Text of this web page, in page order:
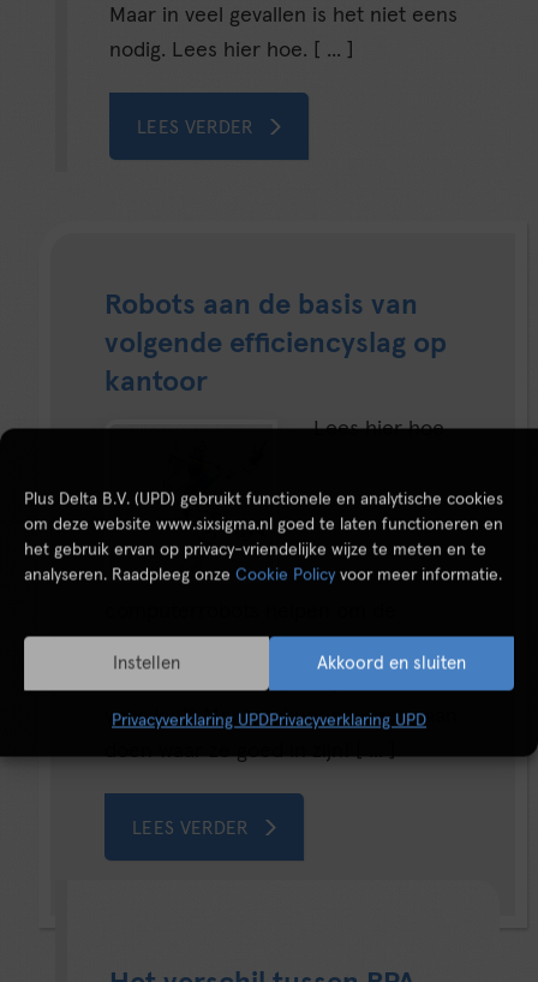
Plus Delta B.V. (UPD) gebruikt functionele en analytische cookies
om deze website www.sixsigma.nl goed te laten functioneren en
het gebruik ervan op privacy-vriendelijke wijze te meten en te
analyseren. Raadpleeg onze Cookie Policy voor meer informatie.
Akkoord en sluiten
Instellen
Privacyverklaring UPDPrivacyverklaring UPD
Maar in veel gevallen is het niet eens
nodig. Lees hier hoe. [ ... ]
LEES VERDER
Robots aan de basis van
volgende efficiencyslag op
kantoor
Lees hier hoe
volgende efficiencyslag te maken
binnen kantooromgevingen. Het
voordeel? Mensen kunnen weer gaan
doen waar ze goed in zijn! [ ... ]
LEES VERDER